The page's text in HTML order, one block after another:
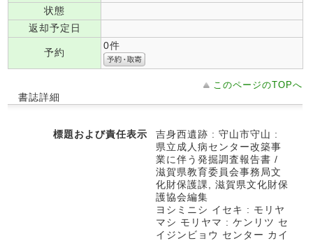
状態
返却予定日
予約
0件
このページのTOPへ
書誌詳細
標題および責任表示
吉身西遺跡 : 守山市守山 :
県立成人病センター改築事
業に伴う発掘調査報告書 /
滋賀県教育委員会事務局文
化財保護課, 滋賀県文化財保
護協会編集
ヨシミニシ イセキ : モリヤ
マシ モリヤマ : ケンリツ セ
イジンビョウ センター カイ